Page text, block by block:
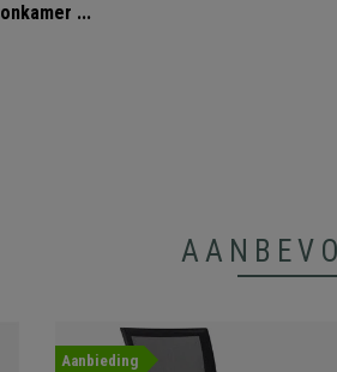
...
Aanbieding